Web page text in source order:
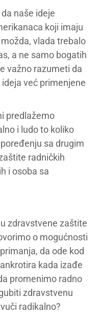
naše ideje
koji imaju
vlada trebalo
a ne samo bogatih
važno razumeti da
ideja već primenjene
predlažemo
i ludo to koliko
sa drugim
radničkih
i osoba sa
zdravstvene zaštite
o mogućnosti
da ode kod
kada izađe
promenimo radno
zdravstvenu
radikalno?